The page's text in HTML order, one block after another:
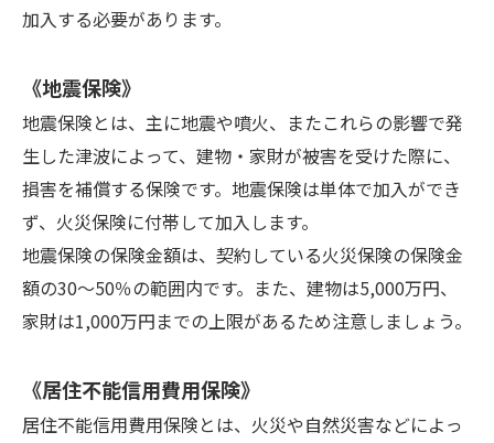
加入する必要があります。
《地震保険》
地震保険とは、主に地震や噴火、またこれらの影響で発
生した津波によって、建物・家財が被害を受けた際に、
損害を補償する保険です。地震保険は単体で加入ができ
ず、火災保険に付帯して加入します。
地震保険の保険金額は、契約している火災保険の保険金
額の30～50％の範囲内です。また、建物は5,000万円、
家財は1,000万円までの上限があるため注意しましょう。
《居住不能信用費用保険》
居住不能信用費用保険とは、火災や自然災害などによっ